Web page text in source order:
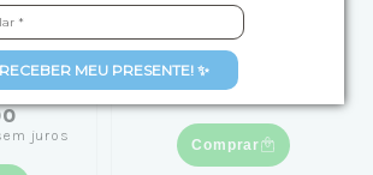
RECEBER MEU PRESENTE! ✨
por
juros
Estrela do Mar e Cauda
de Sereia
deR$119,90
R$99,00
4 xdeR$24,75
Comprar